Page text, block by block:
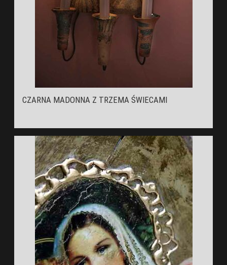
CZARNA MADONNA Z TRZEMA ŚWIECAMI